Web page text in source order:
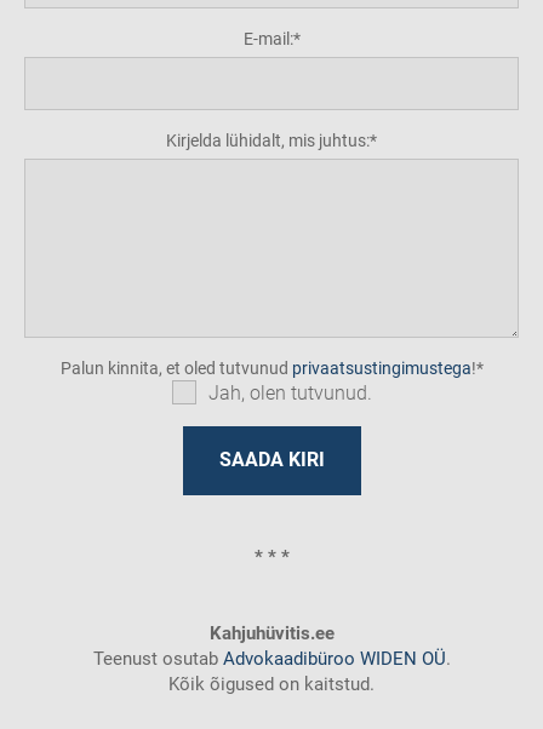
E-mail:
Kirjelda lühidalt, mis juhtus:
Palun kinnita, et oled tutvunud privaatsustingimustega!
Jah, olen tutvunud.
* * *
Kahjuhüvitis.ee
Teenust osutabAdvokaadibüroo WIDEN OÜ.
Kõik õigused on kaitstud.